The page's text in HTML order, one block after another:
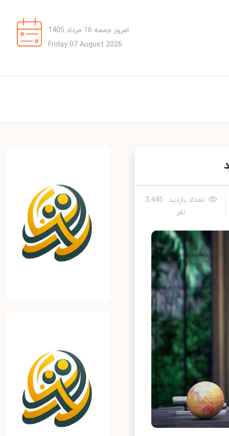
امروز جمعه 16 مرداد 1405
Friday 07 August 2026
تعداد بازدید : 3,445
نفر